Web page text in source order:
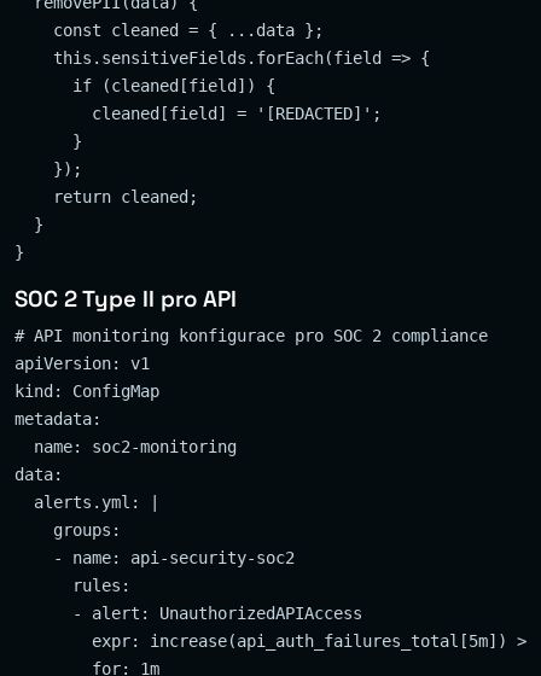
    const cleaned = { ...data };
    this.sensitiveFields.forEach(field => {
      if (cleaned[field]) {
        cleaned[field] = '[REDACTED]';
      }
    });
    return cleaned;
  }
SOC 2 Type II pro API
# API monitoring konfigurace pro SOC 2 compliance
apiVersion: v1
kind: ConfigMap
metadata:
  name: soc2-monitoring
data:
  alerts.yml: |
    groups:
    - name: api-security-soc2
      rules:
      - alert: UnauthorizedAPIAccess
expr: increase(api_auth_failures_total[5m]) >
        for: 1m